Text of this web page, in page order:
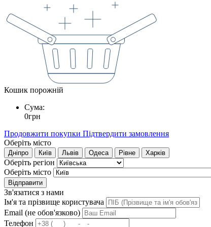
Кошик порожній
Сума:
0грн
Продовжити покупки Підтвердити замовлення
Оберіть місто
Дніпро Київ Львів Одеса Рівне Харків
Оберіть регіон
Оберіть місто
Відправити
Зв'язатися з нами
Ім'я та прізвище користувача
Email (не обов'язково)
Телефон